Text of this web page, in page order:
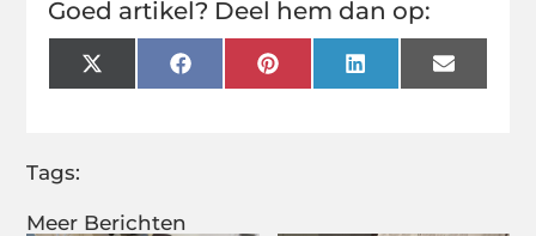
Meer Berichten
Goed artikel? Deel hem dan op:
X
(Twitter)
FacebookPinterestLinkedInEmail
Tags: